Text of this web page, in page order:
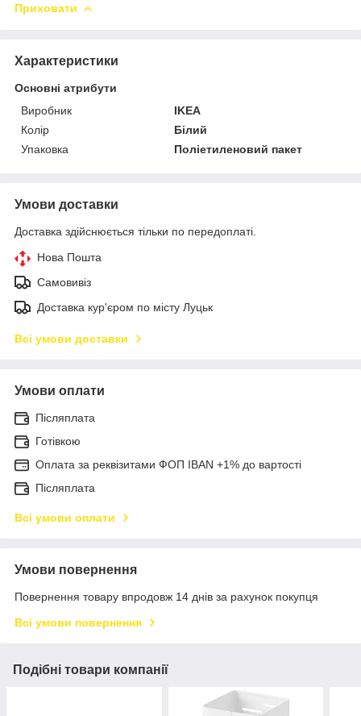
Приховати
Характеристики
Основні атрибути
Виробник
IKEA
Колір
Білий
Упаковка
Поліетиленовий пакет
Умови доставки
Доставка здійснюється тільки по передоплаті.
Нова Пошта
Самовивіз
Доставка кур'єром по місту Луцьк
Всі умови доставки
Умови оплати
Післяплата
Готівкою
Оплата за реквізитами ФОП IBAN +1% до вартості
Післяплата
Всі умови оплати
Умови повернення
Повернення товару впродовж 14 днів за рахунок покупця
Всі умови повернення
Подібні товари компанії